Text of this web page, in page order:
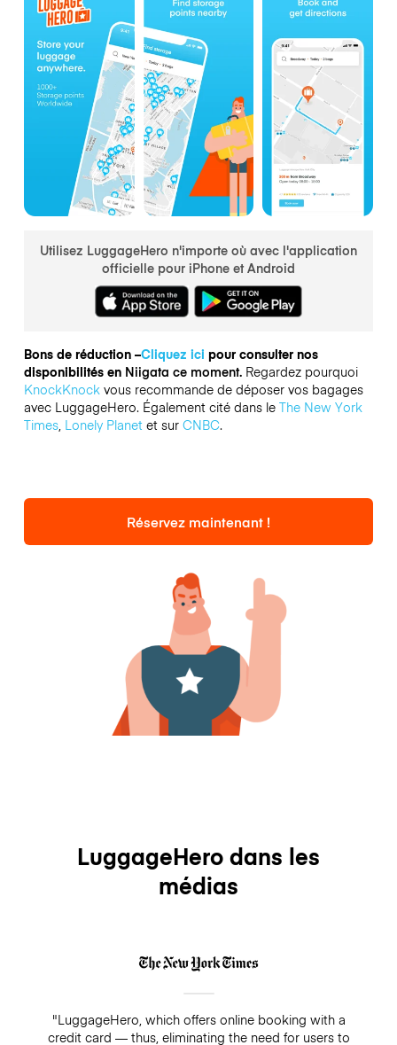
Utilisez LuggageHero n'importe où avec l'application
officielle pour iPhone et Android
Bons de réduction –Cliquez ici pour consulter nos
disponibilités en Niigata ce moment. Regardez pourquoi
KnockKnockvous recommande de déposer vos bagages
avec LuggageHero. Également cité dans le The New York
Times, Lonely Planetet sur CNBC.
Réservez maintenant !
LuggageHero dans les
médias
"LuggageHero, which offers online booking with a
credit card — thus, eliminating the need for users to